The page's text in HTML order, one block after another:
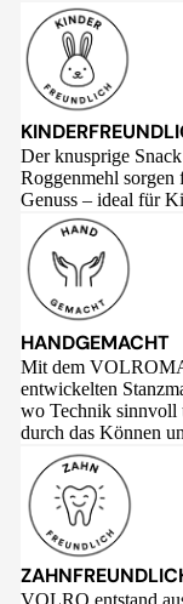
Der knusprige
Roggenmehl
Genuss – ideal für
HANDGEMACHT
Mit dem
entwickelten
wo Technik sinnvoll
durch das Können
VOLRO entstand